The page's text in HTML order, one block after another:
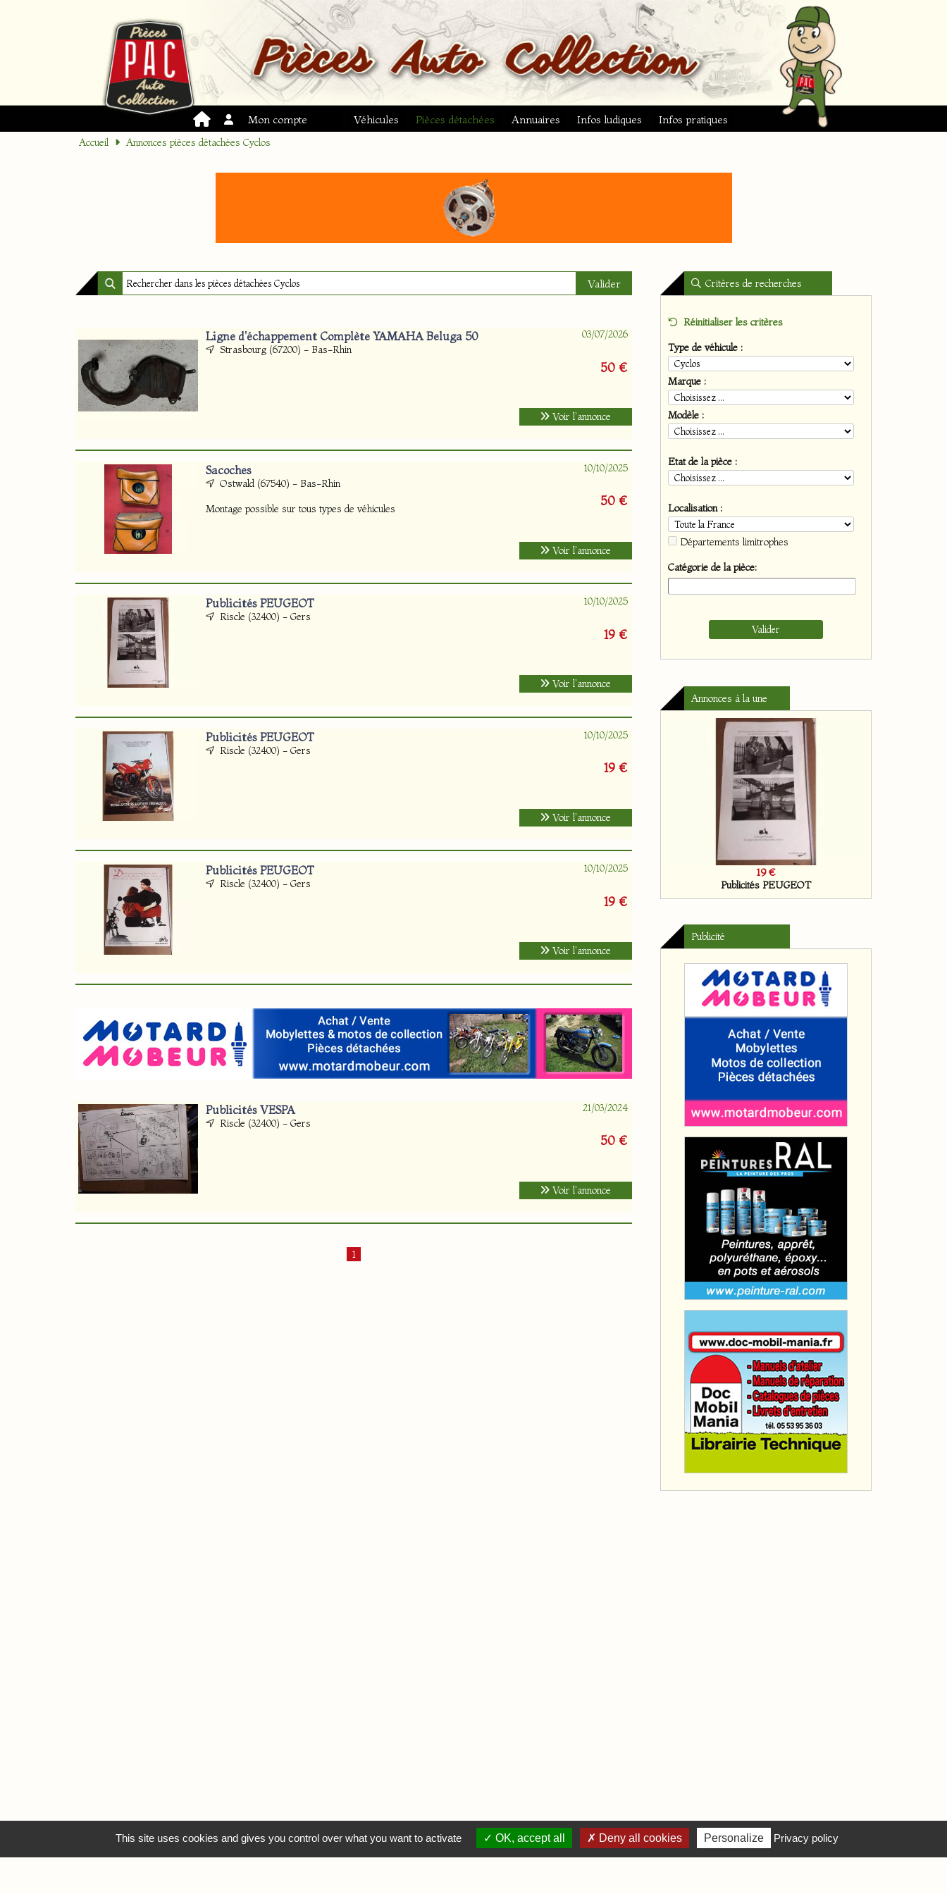
Mon compte Véhicules Pièces détachées Annuaires Infos ludiques Infos pratiques
Accueil Annonces pièces détachées Cyclos
Critères de recherches
Réinitialiser les critères
Type de véhicule :
Marque :
Modèle :
Etat de la pièce :
Localisation :
Départements limitrophes
Catégorie de la pièce:
Annonces à la une
19 €
Publicités PEUGEOT
Publicité
Ligne d'échappement Complète YAMAHA Beluga 50
Strasbourg (67200) - Bas-Rhin
03/07/2026
50 €
Voir l'annonce
Sacoches
Ostwald (67540) - Bas-Rhin
Montage possible sur tous types de véhicules
10/10/2025
50 €
Voir l'annonce
Publicités PEUGEOT
Riscle (32400) - Gers
10/10/2025
19 €
Voir l'annonce
Publicités PEUGEOT
Riscle (32400) - Gers
10/10/2025
19 €
Voir l'annonce
Publicités PEUGEOT
Riscle (32400) - Gers
10/10/2025
19 €
Voir l'annonce
Publicités VESPA
Riscle (32400) - Gers
21/03/2024
50 €
Voir l'annonce
1
MON COMPTE
INFORMATIONS
DIVERS
This site uses cookies and gives you control over what you want to activate OK, accept all Deny all cookies Personalize Privacy policy